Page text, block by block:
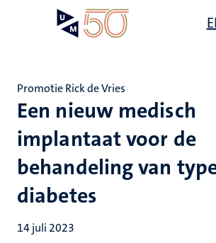
Een nieuw medisch
implantaat voor de
behandeling van
diabetes
Promotie Rick de Vries
14 juli 2023